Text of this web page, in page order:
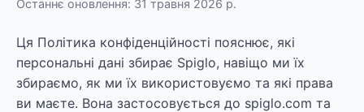
Останнє оновлення: 31 травня 2026 р.
Ця Політика конфіденційності пояснює, які
персональні дані збирає Spiglo, навіщо ми їх
збираємо, як ми їх використовуємо та які права
ви маєте. Вона застосовується до spiglo.com та